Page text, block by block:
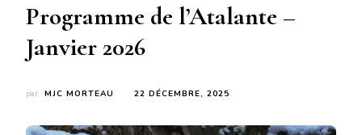
Programme de l’Atalante –
Janvier 2026
par MJC MORTEAU 22 DÉCEMBRE, 2025